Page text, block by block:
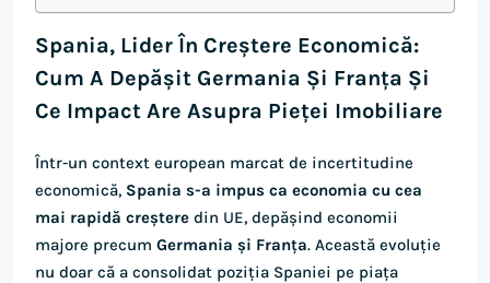
Spania, Lider În Creștere Economică:
Cum A Depășit Germania Și Franța Și
Ce Impact Are Asupra Pieței Imobiliare
Într-un context european marcat de incertitudine
economică, Spania s-a impus ca economia cu cea
mai rapidă creștere din UE, depășind economii
majore precum Germania și Franța. Această evoluție
nu doar că a consolidat poziția Spaniei pe piața